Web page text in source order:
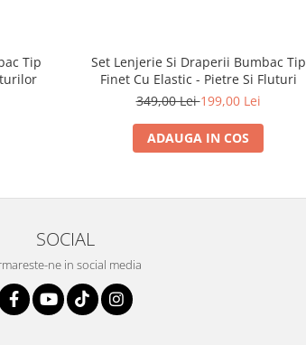
Tip
Set Lenjerie Si Draperii Bumbac Tip
Finet Cu Elastic - Pietre Si Fluturi
349,00 Lei199,00 Lei
ADAUGA IN COS
SOCIAL
ne in social media